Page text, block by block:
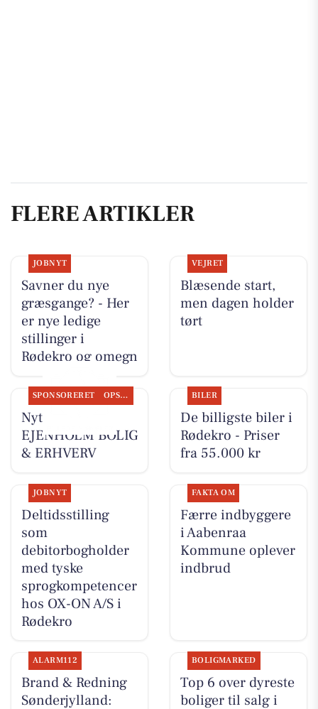
FLERE ARTIKLER
JOBNYT
Savner du nye
græsgange? - Her
er nye ledige
stillinger i
Rødekro og omegn
VEJRET
Blæsende start,
men dagen holder
tørt
SPONSORERET OPSLAGSTAVLEN
Nyt fra
EJENHOLM BOLIG
& ERHVERV
BILER
De billigste biler i
Rødekro - Priser
fra 55.000 kr
JOBNYT
Deltidsstilling
som
debitorbogholder
med tyske
sprogkompetencer
hos OX-ON A/S i
Rødekro
FAKTA OM
Færre indbyggere
i Aabenraa
Kommune oplever
indbrud
ALARM112
Brand & Redning
Sønderjylland:
BOLIGMARKED
Top 6 over dyreste
boliger til salg i